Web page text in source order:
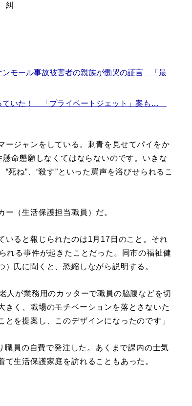
糾
モール事故被害者の親族が慟哭の証言 「最
ていた！ 「プライベートジェット」案も…
ージャンをしている。刺青を見せてパイをか
命懇願しなくてはならないのです。いきな
死ね”、“殺す”といった罵声を浴びせられるこ
（生活保護担当職員）だ。
ると報じられたのは1月17日のこと。それ
れる事件が起きたことだった。同市の福祉健
氏に聞くと、恐縮しながら説明する。
人が業務用のカッターで職員の脇腹などを切
きく、職場のモチベーションを落とさないた
を提案し、このデザインになったのです」
員の自費で発注した。あくまで課内の士気
生活保護家庭を訪れることもあった。